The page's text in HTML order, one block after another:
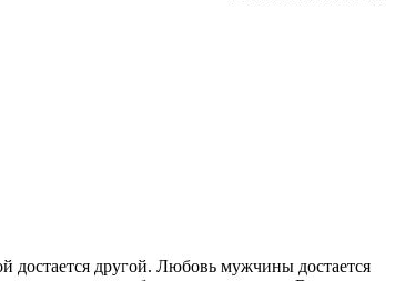
достается другой. Любовь мужчины достается